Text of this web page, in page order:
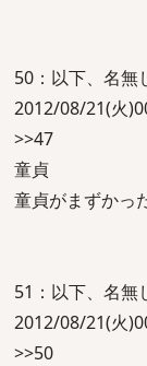
50：以下、名無
2012/08/21(火
>>47
童貞
童貞がまずかっ
51：以下、名無
2012/08/21(火
>>50